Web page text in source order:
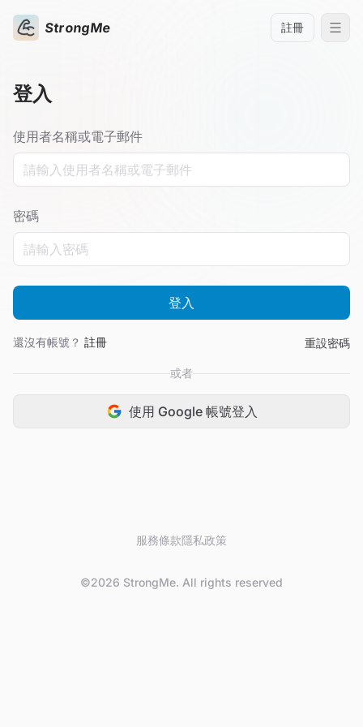
StrongMe 註冊
登入
使用者名稱或電子郵件
密碼
登入
還沒有帳號？ 註冊 重設密碼
或者
使用 Google 帳號登入
服務條款隱私政策
©2026 StrongMe. All rights reserved